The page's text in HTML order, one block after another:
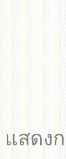
แสดง